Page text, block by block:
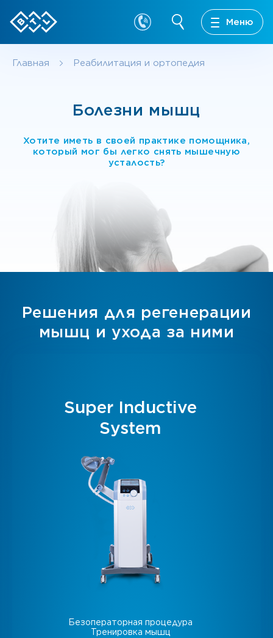
Меню
Главная Реабилитация и ортопедия
Болезни мышц
Хотите иметь в своей практике помощника,
который мог бы легко снять мышечную
усталость?
Решения для регенерации
мышц и ухода за ними
Super Inductive
System
Безоператорная процедура
Тренировка мышц